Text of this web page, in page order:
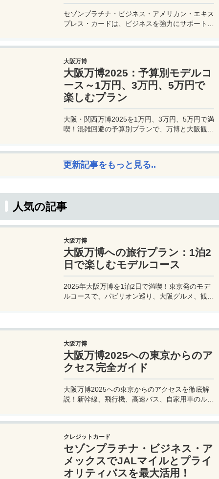
セゾンプラチナ・ビジネス・アメリカン・エキス
プレス・カードは、ビジネスを強力にサポートす
最適です。初年度の年会費無料も魅力。ステータ
スと実用性を兼ね備えたビジネスカードで、あな
たのビジネスをワンランクアップさせませんか？
大阪万博
大阪万博2025：予算別モデルコ
ース～1万円、3万円、5万円で
楽しむプラン
大阪・関西万博2025を1万円、3万円、5万円で満
喫！混雑回避の予算別プランで、万博と大阪観光
更新記事をもっと見る..
人気の記事
大阪万博
大阪万博への旅行プラン：1泊2
日で楽しむモデルコース
2025年大阪万博を1泊2日で満喫！東京発のモデ
ルコースで、パビリオン巡り、大阪グルメ、観光
大阪万博
大阪万博2025への東京からのア
クセス完全ガイド
大阪万博2025への東京からのアクセスを徹底解
説！新幹線、飛行機、高速バス、自家用車のルー
クレジットカード
セゾンプラチナ・ビジネス・ア
メックスでJALマイルとプライ
オリティパスを最大活用！